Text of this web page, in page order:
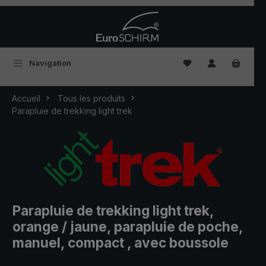
Navigation Vous avez 0
Accueil
Tous les produits
Parapluie de trekking light trek
Parapluie de trekking light trek,
orange / jaune, parapluie de poche,
manuel, compact , avec boussole